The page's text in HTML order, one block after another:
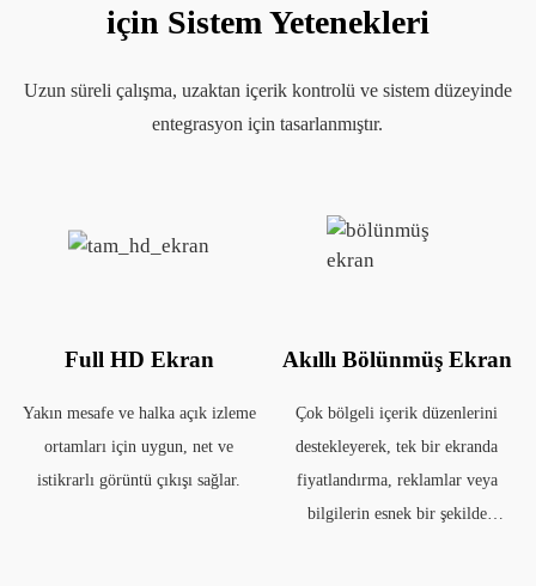
için Sistem Yetenekleri
Uzun süreli çalışma, uzaktan içerik kontrolü ve sistem düzeyinde
entegrasyon için tasarlanmıştır.
Full HD Ekran
Yakın mesafe ve halka açık izleme
ortamları için uygun, net ve
istikrarlı görüntü çıkışı sağlar.
Akıllı Bölünmüş Ekran
Çok bölgeli içerik düzenlerini
destekleyerek, tek bir ekranda
fiyatlandırma, reklamlar veya
bilgilerin esnek bir şekilde